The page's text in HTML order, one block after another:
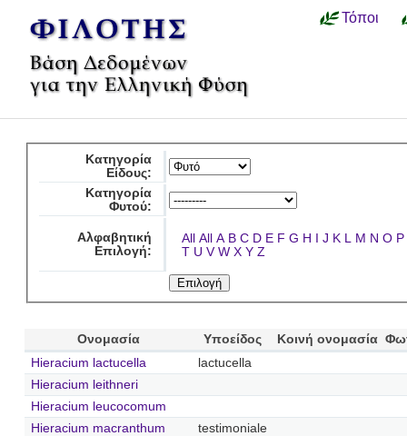
Τόποι
Κατηγορία
Είδους:
Κατηγορία
Φυτού:
Αλφαβητική
Επιλογή:
All All A B C D E F G H I J K L M N O P
T U V W X Y Z
Ονομασία Υποείδος Κοινή ονομασία
Hieracium lactucella
lactucella
Hieracium leithneri
Hieracium leucocomum
Hieracium macranthum
testimoniale